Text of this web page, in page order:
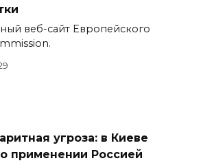
веб-сайт Европейского
угроза: в Киеве
применении Россией